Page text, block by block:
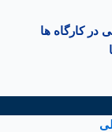
در کارگاه ها